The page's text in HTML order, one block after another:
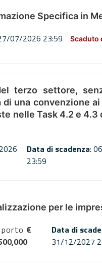
Specifica in
07/2026 23:59 Scaduto
terzo settore,
una convenzione ai
Task 4.2 e 4.3
Data di scadenza:
23:59
per le
€
Data di
31/12/2027